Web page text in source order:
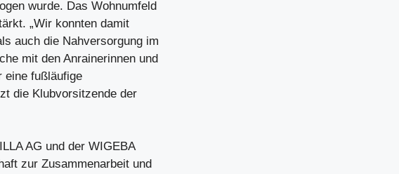
wurde. Das Wohnumfeld
„Wir konnten damit
auch die Nahversorgung im
mit den Anrainerinnen und
eine fußläufige
die Klubvorsitzende der
AG und der WIGEBA
zur Zusammenarbeit und